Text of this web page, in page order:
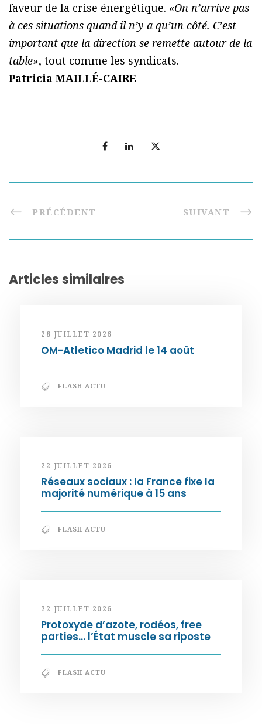
faveur de la crise énergétique. «On n’arrive pas
à ces situations quand il n’y a qu’un côté. C’est
important que la direction se remette autour de la
table», tout comme les syndicats.
Patricia MAILLÉ-CAIRE
PRÉCÉDENT SUIVANT
Articles similaires
28 JUILLET 2026
OM-Atletico Madrid le 14 août
FLASH ACTU
22 JUILLET 2026
Réseaux sociaux : la France fixe la
majorité numérique à 15 ans
FLASH ACTU
22 JUILLET 2026
Protoxyde d’azote, rodéos, free
parties… l’État muscle sa riposte
FLASH ACTU